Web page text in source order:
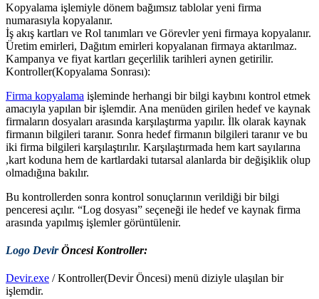
Kopyalama işlemiyle dönem bağımsız tablolar yeni firma
numarasıyla kopyalanır.
İş akış kartları ve Rol tanımları ve Görevler yeni firmaya kopyalanır.
Üretim emirleri, Dağıtım emirleri kopyalanan firmaya aktarılmaz.
Kampanya ve fiyat kartları geçerlilik tarihleri aynen getirilir.
Kontroller(Kopyalama Sonrası):
Firma kopyalama işleminde herhangi bir bilgi kaybını kontrol etmek
amacıyla yapılan bir işlemdir. Ana menüden girilen hedef ve kaynak
firmaların dosyaları arasında karşılaştırma yapılır. İlk olarak kaynak
firmanın bilgileri taranır. Sonra hedef firmanın bilgileri taranır ve bu
iki firma bilgileri karşılaştırılır. Karşılaştırmada hem kart sayılarına
,kart koduna hem de kartlardaki tutarsal alanlarda bir değişiklik olup
olmadığına bakılır.
Bu kontrollerden sonra kontrol sonuçlarının verildiği bir bilgi
penceresi açılır. “Log dosyası” seçeneği ile hedef ve kaynak firma
arasında yapılmış işlemler görüntülenir.
Logo DevirÖncesi Kontroller:
Devir.exe / Kontroller(Devir Öncesi) menü diziyle ulaşılan bir
işlemdir.